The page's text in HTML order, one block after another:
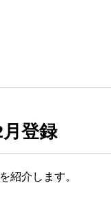
月登録
紹介します。